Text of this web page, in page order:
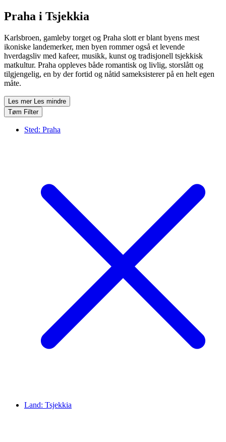
Praha i Tsjekkia
Karlsbroen, gamleby torget og Praha slott er blant byens mest
ikoniske landemerker, men byen rommer også et levende
hverdagsliv med kafeer, musikk, kunst og tradisjonell tsjekkisk
matkultur. Praha oppleves både romantisk og livlig, storslått og
tilgjengelig, en by der fortid og nåtid sameksisterer på en helt egen
måte.
Les mer Les mindre
Tøm Filter
Sted: Praha
Land: Tsjekkia